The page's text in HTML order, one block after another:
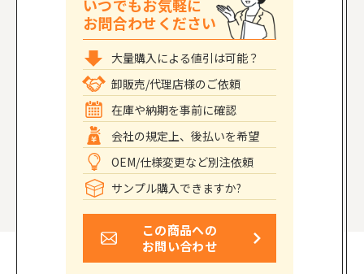
いつでもお気軽に
お問合わせください
大量購入による値引は可能？
卸販売/代理店様のご依頼
在庫や納期を事前に確認
会社の規定上、後払いを希望
OEM/仕様変更など別注依頼
サンプル購入できますか?
この商品への
お問い合わせ